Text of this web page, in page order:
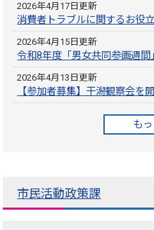
2026年4月17日更新
消費者トラブルに関するお役
2026年4月15日更新
令和8年度「男女共同参画週
2026年4月13日更新
【参加者募集】干潟観察会を
も
市民活動政策課